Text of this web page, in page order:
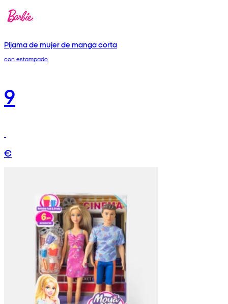
Pijama de mujer de manga corta
con estampado
9
€